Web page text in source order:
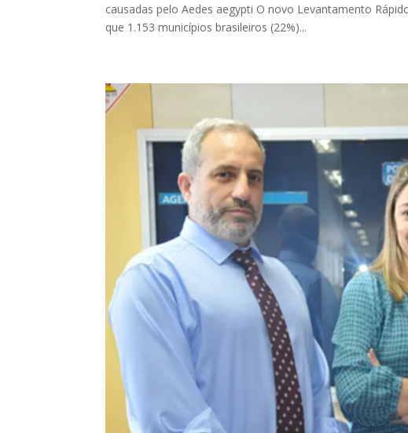
causadas pelo Aedes aegypti O novo Levantamento
que 1.153 municípios brasileiros (22%)...